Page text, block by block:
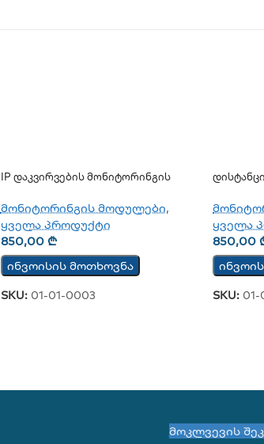
IP Დაკვირვების Მონიტორინგის
მონიტორინგის მოდულები,
ყველა პროდუქტი
850,00 ₾
ინვოისის მოთხოვნა
SKU: 01-01-0003
ყველა
850,00
SKU: 01-
მოკლვევის